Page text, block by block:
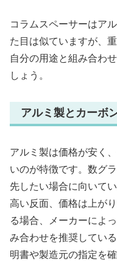
コラムスペーサーはア
た目は似ていますが、
自分の用途と組み合わ
しょう。
アルミ製とカーボ
アルミ製は価格が安く
いのが特徴です。数グ
先したい場合に向いて
高い反面、価格は上が
る場合、メーカーによ
み合わせを推奨してい
明書や製造元の指定を